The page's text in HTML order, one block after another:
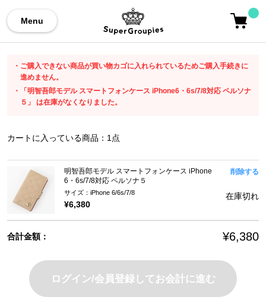
Menu
ご購入できない商品が買い物カゴに入れられているためご購入手続きに
進めません。
「明智吾郎モデル スマートフォンケース iPhone6・6s/7/8対応 ペルソナ
５」 は在庫がなくなりました。
カートに入っている商品： 1 点
明智吾郎モデル スマートフォンケース iPhone
6・6s/7/8対応 ペルソナ５
サイズ：iPhone 6/6s/7/8
¥6,380
削除する
在庫切れ
合計金額： ¥6,380
ログイン/会員登録してお会計に進む